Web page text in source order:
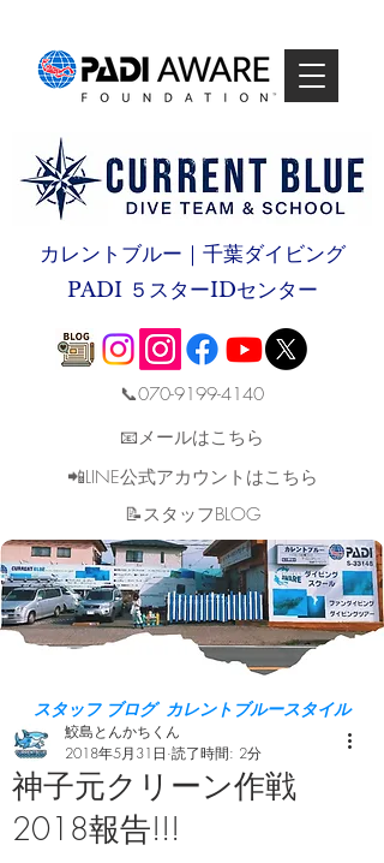
カレントブルー｜千葉ダイビング
PADI ５スターIDセンター
📞070-9199-4140
📧メールはこちら
📲LINE公式アカウントはこちら
​📝スタッフBLOG
スタッフ ブログ カレントブルースタイル
神子元クリーン作戦
2018報告!!!
鮫島とんかちくん
2018年5月31日 読了時間: 2分